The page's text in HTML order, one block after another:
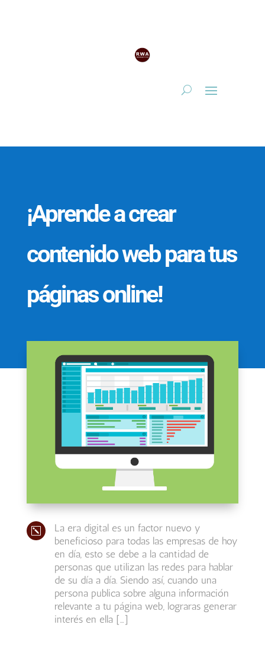
¡Aprende a crear
contenido web para tus
páginas online!
k
La era digital es un factor nuevo y
beneficioso para todas las empresas de hoy
en día, esto se debe a la cantidad de
personas que utilizan las redes para hablar
de su día a día. Siendo así, cuando una
persona publica sobre alguna información
relevante a tu página web, lograras generar
interés en ella […]